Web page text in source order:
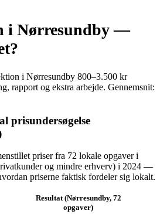
i Nørresundby —
i Nørresundby 800–3.500 kr
rapport og ekstra arbejde. Gennemsnit:
prisundersøgelse
priser fra 72 lokale opgaver i
og mindre erhverv) i 2024 —
priserne faktisk fordeler sig lokalt.
Resultat (Nørresundby, 72
opgaver)